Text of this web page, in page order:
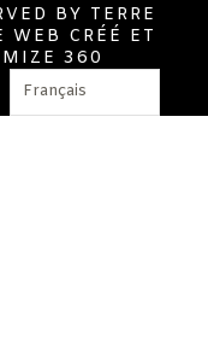
BY TERRE
CRÉÉ ET
360
Français